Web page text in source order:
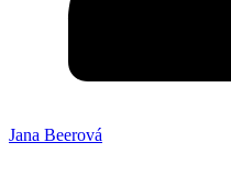
Jana Beerová